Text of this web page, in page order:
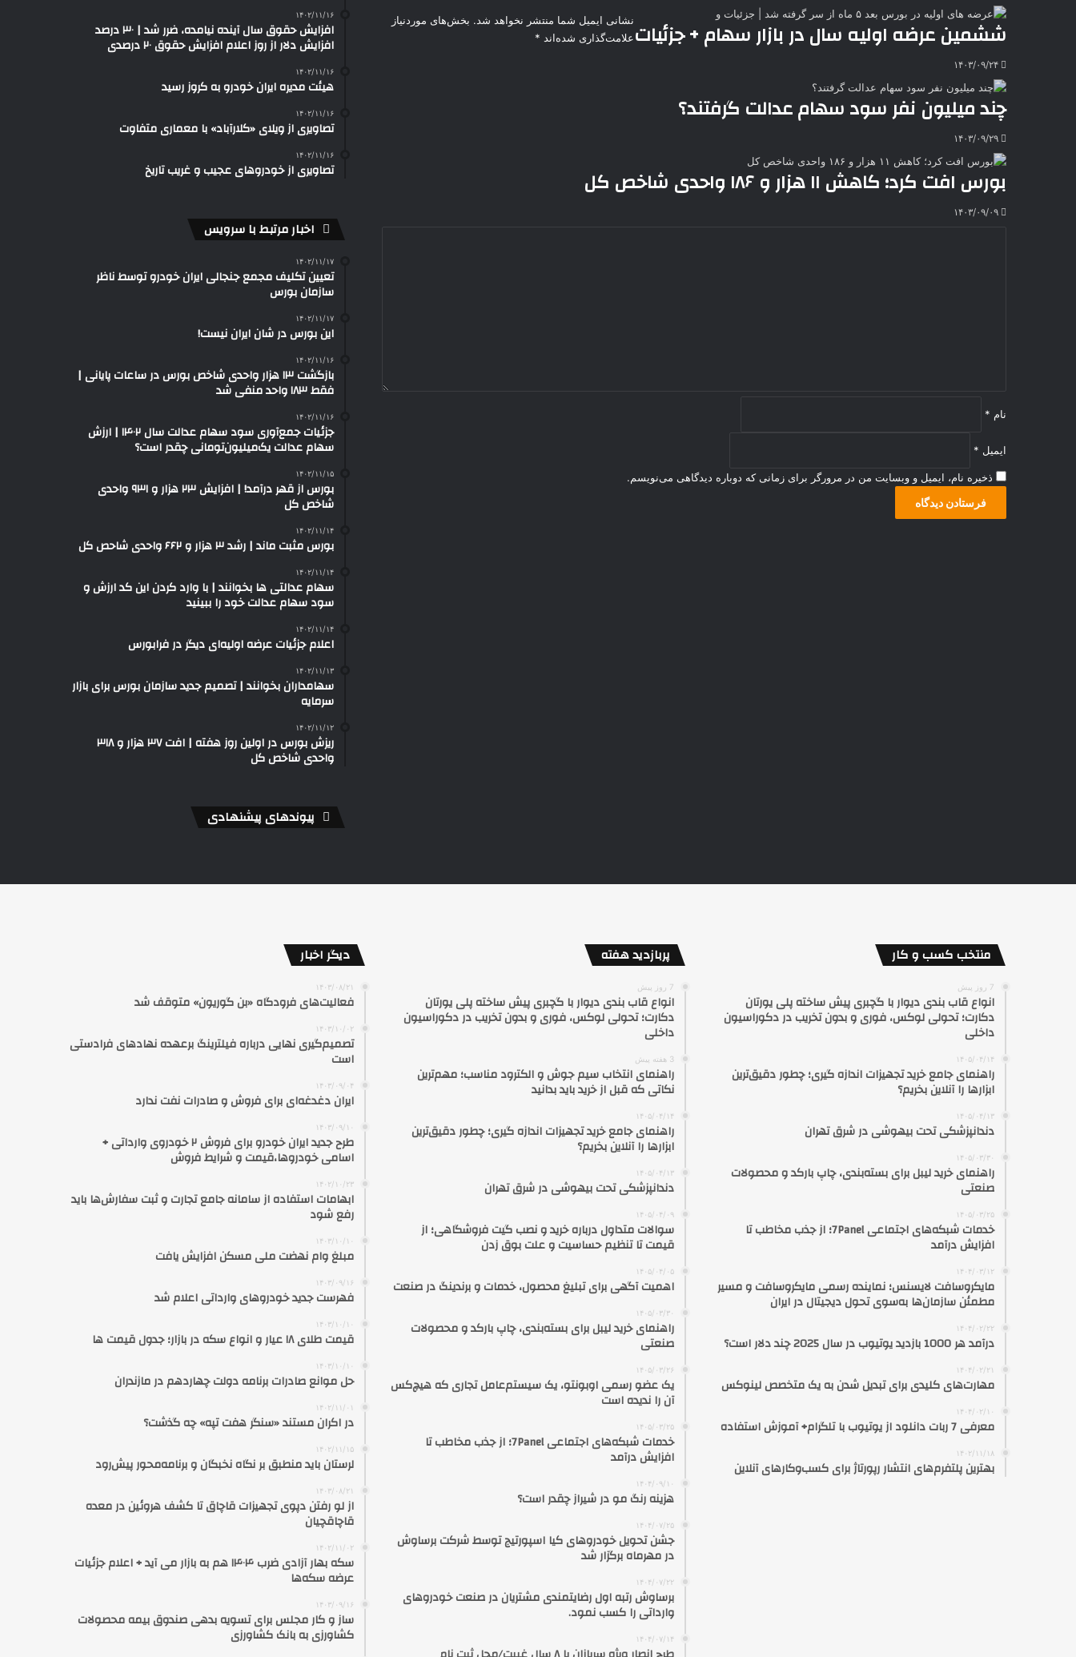
ششمین عرضه اولیه سال در بازار سهام + جزئیات
۱۴۰۳/۰۹/۲۴
چند میلیون نفر سود سهام عدالت گرفتند؟
۱۴۰۳/۰۹/۲۹
بورس افت کرد؛ کاهش ۱۱ هزار و ۱۸۶ واحدی شاخص کل
۱۴۰۳/۰۹/۰۹
نشانی ایمیل شما منتشر نخواهد شد. بخش‌های موردنیاز
علامت‌گذاری شده‌اند *
نام *
ایمیل *
ذخیره نام، ایمیل و وبسایت من در مرورگر برای زمانی که دوباره دیدگاهی می‌نویسم.
۱۴۰۲/۱۱/۱۶
افزایش حقوق سال آینده نیامده، ضرر شد | ۳۰ درصد
افزایش دلار از روز اعلام افزایش حقوق ۲۰ درصدی
۱۴۰۲/۱۱/۱۶
هیئت مدیره ایران خودرو به کروز رسید
۱۴۰۲/۱۱/۱۶
تصاویری از ویلای «کلارآباد» با معماری متفاوت
۱۴۰۲/۱۱/۱۶
تصاویری از خودروهای عجیب و غریب تاریخ
اخبار مرتبط با سرویس
۱۴۰۲/۱۱/۱۷
تعیین تکلیف مجمع جنجالی ایران خودرو توسط ناظر
سازمان بورس
۱۴۰۲/۱۱/۱۷
این بورس در شان ایران نیست!
۱۴۰۲/۱۱/۱۶
بازگشت ۱۳ هزار واحدی شاخص بورس در ساعات پایانی |
فقط ۱۸۳ واحد منفی شد
۱۴۰۲/۱۱/۱۶
جزئیات جمع‌آوری سود سهام عدالت سال ۱۴۰۲ | ارزش
سهام عدالت یک‌میلیون‌تومانی چقدر است؟
۱۴۰۲/۱۱/۱۵
بورس از قهر درآمد! | افزایش ۲۳ هزار و ۹۳۱ واحدی
شاخص کل
۱۴۰۲/۱۱/۱۴
بورس مثبت ماند | رشد ۳ هزار و ۶۶۲ واحدی شاحص کل
۱۴۰۲/۱۱/۱۴
سهام عدالتی ها بخوانند | با وارد کردن این کد ارزش و
سود سهام عدالت خود را ببینید
۱۴۰۲/۱۱/۱۴
اعلام جزئیات عرضه اولیه‌ای دیگر در فرابورس
۱۴۰۲/۱۱/۱۳
سهامداران بخوانند | تصمیم جدید سازمان بورس برای بازار
سرمایه
۱۴۰۲/۱۱/۱۲
ریزش بورس در اولین روز هفته | افت ۳۷ هزار و ۳۱۸
واحدی شاخص کل
پیوندهای پیشنهادی
منتخب کسب و کار
7 روز پیش
انواع قاب بندی دیوار با گچبری پیش ساخته پلی یورتان
دکارت؛ تحولی لوکس، فوری و بدون تخریب در دکوراسیون
داخلی
۱۴۰۵/۰۴/۱۴
راهنمای جامع خرید تجهیزات اندازه گیری؛ چطور دقیق‌ترین
ابزارها را آنلاین بخریم؟
۱۴۰۵/۰۴/۱۳
دندانپزشکی تحت بیهوشی در شرق تهران
۱۴۰۵/۰۳/۳۰
راهنمای خرید لیبل برای بسته‌بندی، چاپ بارکد و محصولات
صنعتی
۱۴۰۵/۰۳/۲۵
خدمات شبکه‌های اجتماعی 7Panel؛ از جذب مخاطب تا
افزایش درآمد
۱۴۰۴/۰۳/۱۲
مایکروسافت لایسنس؛ نماینده رسمی مایکروسافت و مسیر
مطمئن سازمان‌ها به‌سوی تحول دیجیتال در ایران
۱۴۰۴/۰۲/۲۲
درآمد هر 1000 بازدید یوتیوب در سال 2025 چند دلار است؟
۱۴۰۴/۰۲/۲۱
مهارت‌های کلیدی برای تبدیل شدن به یک متخصص لینوکس
۱۴۰۴/۰۲/۱۰
معرفی 7 ربات دانلود از یوتیوب با تلگرام+ آموزش استفاده
۱۴۰۲/۱۱/۱۸
بهترین پلتفرم‌های انتشار رپورتاژ برای کسب‌وکارهای آنلاین
پربازدید هفته
7 روز پیش
انواع قاب بندی دیوار با گچبری پیش ساخته پلی یورتان
دکارت؛ تحولی لوکس، فوری و بدون تخریب در دکوراسیون
داخلی
3 هفته پیش
راهنمای انتخاب سیم جوش و الکترود مناسب؛ مهم‌ترین
نکاتی که قبل از خرید باید بدانید
۱۴۰۵/۰۴/۱۴
راهنمای جامع خرید تجهیزات اندازه گیری؛ چطور دقیق‌ترین
ابزارها را آنلاین بخریم؟
۱۴۰۵/۰۴/۱۳
دندانپزشکی تحت بیهوشی در شرق تهران
۱۴۰۵/۰۴/۰۹
سوالات متداول درباره خرید و نصب گیت فروشگاهی؛ از
قیمت تا تنظیم حساسیت و علت بوق زدن
۱۴۰۵/۰۴/۰۵
اهمیت آگهی برای تبلیغ محصول، خدمات و برندینگ در صنعت
۱۴۰۵/۰۳/۳۰
راهنمای خرید لیبل برای بسته‌بندی، چاپ بارکد و محصولات
صنعتی
۱۴۰۵/۰۳/۲۶
یک عضو رسمی اوبونتو، یک سیستم‌عامل تجاری که هیچ‌کس
آن را ندیده است
۱۴۰۵/۰۳/۲۵
خدمات شبکه‌های اجتماعی 7Panel؛ از جذب مخاطب تا
افزایش درآمد
۱۴۰۴/۰۹/۱۰
هزینه رنگ مو در شیراز چقدر است؟
۱۴۰۴/۰۷/۲۵
جشن تحویل خودروهای کیا اسپورتیج توسط شرکت برساوش
در مهرماه برگزار شد
۱۴۰۴/۰۷/۲۲
برساوش رتبه اول رضایتمندی مشتریان در صنعت خودروهای
وارداتی را کسب نمود.
۱۴۰۴/۰۷/۱۴
دیگر اخبار
۱۴۰۳/۰۸/۲۱
فعالیت‌های فرودگاه «بن گوریون» متوقف شد
۱۴۰۳/۱۰/۰۲
تصمیم‌گیری نهایی درباره فیلترینگ برعهده نهادهای فرادستی
است
۱۴۰۳/۰۹/۰۴
ایران دغدغه‌ای برای فروش و صادرات نفت ندارد
۱۴۰۳/۰۹/۱۰
طرح جدید ایران خودرو برای فروش ۲ خودروی وارداتی +
اسامی خودروها،قیمت و شرایط فروش
۱۴۰۲/۱۰/۲۳
ابهامات استفاده از سامانه جامع تجارت و ثبت سفارش‌ها باید
رفع شود
۱۴۰۳/۱۰/۱۰
مبلغ وام نهضت ملی مسکن افزایش یافت
۱۴۰۳/۰۹/۱۶
فهرست جدید خودروهای وارداتی اعلام شد
۱۴۰۳/۱۰/۱۰
قیمت طلای ۱۸ عیار و انواع سکه در بازار؛ جدول قیمت ها
۱۴۰۳/۱۰/۱۰
حل موانع صادرات برنامه دولت چهاردهم در مازندران
۱۴۰۲/۱۱/۰۱
در اکران مستند «سنگر هفت تپه» چه گذشت؟
۱۴۰۲/۱۱/۱۵
لرستان باید منطبق بر نگاه نخبگان و برنامه‌محور پیش‌رود
۱۴۰۳/۰۸/۲۱
از لو رفتن دپوی تجهیزات قاچاق تا کشف هروئین در معده
قاچاقچیان
۱۴۰۲/۱۱/۰۲
سکه بهار آزادی ضرب ۱۴۰۴ هم به بازار می آید + اعلام جزئیات
عرضه سکه‌ها
۱۴۰۳/۰۹/۱۶
ساز و کار مجلس برای تسویه بدهی صندوق بیمه محصولات
کشاورزی به بانک کشاورزی